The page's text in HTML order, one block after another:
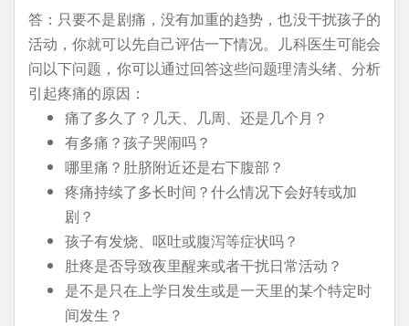
答：只要不是剧痛，没有加重的趋势，也没干扰孩子的
活动，你就可以先自己评估一下情况。儿科医生可能会
问以下问题，你可以通过回答这些问题理清头绪、分析
引起疼痛的原因：
痛了多久了？几天、几周、还是几个月？
有多痛？孩子哭闹吗？
哪里痛？肚脐附近还是右下腹部？
疼痛持续了多长时间？什么情况下会好转或加
剧？
孩子有发烧、呕吐或腹泻等症状吗？
肚疼是否导致夜里醒来或者干扰日常活动？
是不是只在上学日发生或是一天里的某个特定时
间发生？